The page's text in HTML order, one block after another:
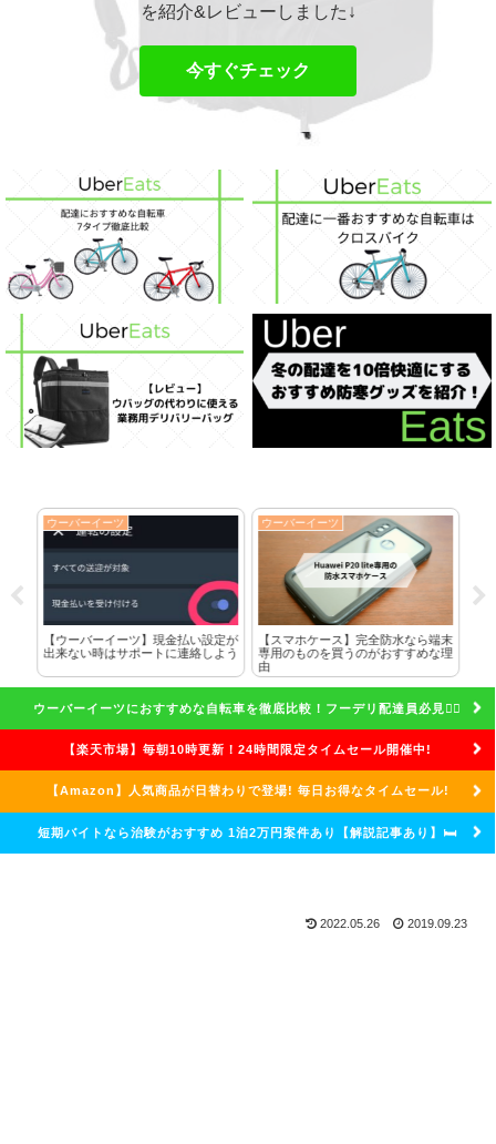
を紹介&レビューしました↓
今すぐチェック
ウーバーイーツ
【ウーバーイーツ】現金払い設定が
出来ない時はサポートに連絡しよう
ウーバーイーツ
【スマホケース】完全防水なら端末
専用のものを買うのがおすすめな理
由
ウーバーイーツにおすすめな自転車を徹底比較！フーデリ配達員必見🚴‍♀️
【楽天市場】毎朝10時更新！24時間限定タイムセール開催中!
【Amazon】人気商品が日替わりで登場! 毎日お得なタイムセール!
短期バイトなら治験がおすすめ 1泊2万円案件あり【解説記事あり】🛏
2022.05.26 2019.09.23